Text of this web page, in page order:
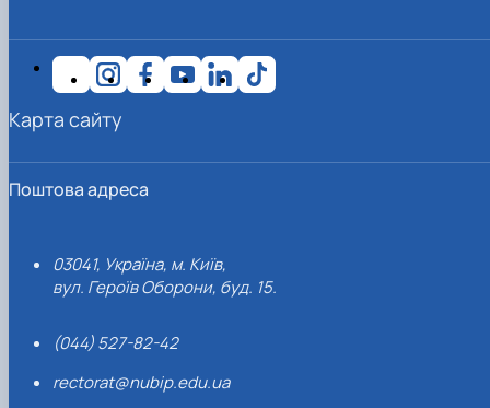
Поштова адреса
03041, Україна, м. Київ,
вул. Героїв Оборони, буд. 15.
(044) 527-82-42
rectorat@nubip.edu.ua
Карта сайту